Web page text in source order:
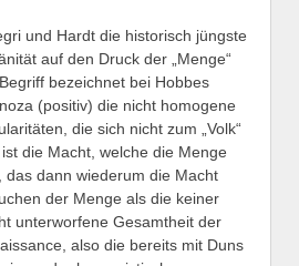
und Hardt die historisch jüngste
auf den Druck der „Menge“
bezeichnet bei Hobbes
(positiv) die nicht homogene
die sich nicht zum „Volk“
die Macht, welche die Menge
das dann wiederum die Macht
der Menge als die keiner
unterworfene Gesamtheit der
also die bereits mit Duns